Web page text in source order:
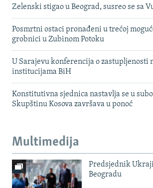
Zelenski stigao u Beograd, susreo se sa
Posmrtni ostaci pronađeni u trećoj
grobnici u Zubinom Potoku
U Sarajevu konferencija o zastupljenosti
institucijama BiH
Konstitutivna sjednica nastavlja se u
Skupštinu Kosova završava u ponoć
Multimedija
Predsjednik
Beogradu